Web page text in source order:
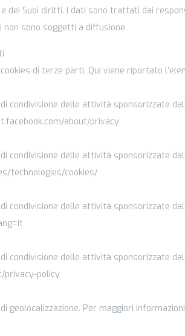
dei Suoi diritti. I dati sono trattati dai
sono soggetti a diffusione
di terze parti. Qui viene riportato
condivisione delle attività sponsorizzate
about/privacy
condivisione delle attività sponsorizzate
technologies/cookies/
condivisione delle attività sponsorizzate
condivisione delle attività sponsorizzate
policy
geolocalizzazione. Per maggiori